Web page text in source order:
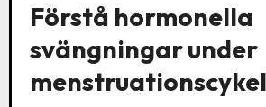
Förstå hormonella
svängningar under